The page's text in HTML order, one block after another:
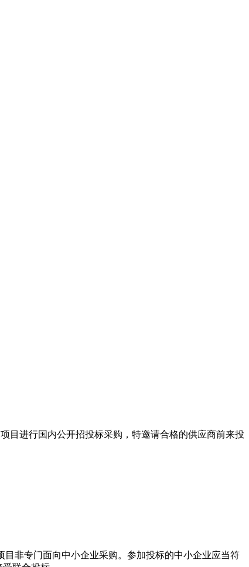
进行国内公开招投标采购，特邀请合格的供应商前来投
非专门面向中小企业采购。参加投标的中小企业应当符